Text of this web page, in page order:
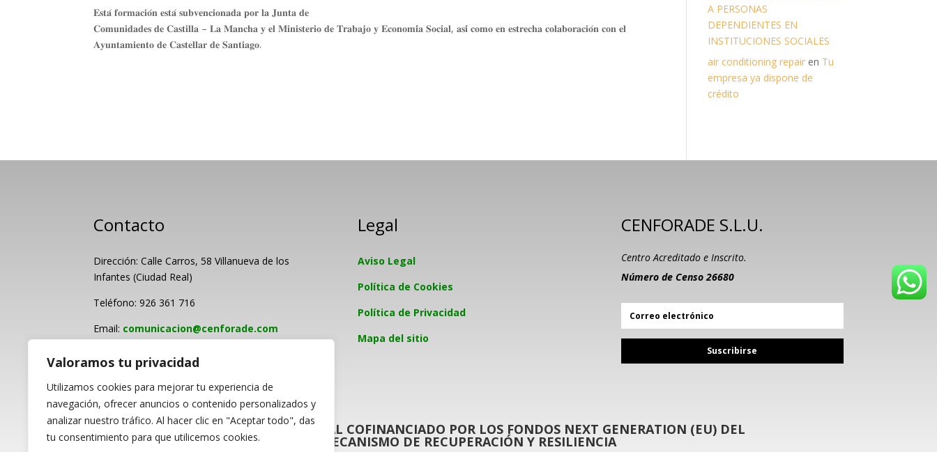
Valoramos tu privacidad
Utilizamos cookies para mejorar tu experiencia de
navegación, ofrecer anuncios o contenido personalizados y
analizar nuestro tráfico. Al hacer clic en "Aceptar todo", das
tu consentimiento para que utilicemos cookies.
𝐄𝐬𝐭𝐚́ 𝐟𝐨𝐫𝐦𝐚𝐜𝐢𝐨́𝐧 𝐞𝐬𝐭𝐚́ 𝐬𝐮𝐛𝐯𝐞𝐧𝐜𝐢𝐨𝐧𝐚𝐝𝐚 𝐩𝐨𝐫 𝐥𝐚 𝐉𝐮𝐧𝐭𝐚 𝐝𝐞
𝐂𝐨𝐦𝐮𝐧𝐢𝐝𝐚𝐝𝐞𝐬 𝐝𝐞 𝐂𝐚𝐬𝐭𝐢𝐥𝐥𝐚 – 𝐋𝐚 𝐌𝐚𝐧𝐜𝐡𝐚 𝐲 𝐞𝐥 𝐌𝐢𝐧𝐢𝐬𝐭𝐞𝐫𝐢𝐨 𝐝𝐞 𝐓𝐫𝐚𝐛𝐚𝐣𝐨 𝐲 𝐄𝐜𝐨𝐧𝐨𝐦𝐢́𝐚 𝐒𝐨𝐜𝐢𝐚𝐥, 𝐚𝐬𝐢́ 𝐜𝐨𝐦𝐨 𝐞𝐧 𝐞𝐬𝐭𝐫𝐞𝐜𝐡𝐚 𝐜𝐨𝐥𝐚𝐛𝐨𝐫𝐚𝐜𝐢𝐨́𝐧 𝐜𝐨𝐧 𝐞𝐥
𝐀𝐲𝐮𝐧𝐭𝐚𝐦𝐢𝐞𝐧𝐭𝐨 𝐝𝐞 𝐂𝐚𝐬𝐭𝐞𝐥𝐥𝐚𝐫 𝐝𝐞 𝐒𝐚𝐧𝐭𝐢𝐚𝐠𝐨.
A PERSONAS
DEPENDIENTES EN
INSTITUCIONES SOCIALES
air conditioning repair en Tu
empresa ya dispone de
crédito
Contacto
Dirección: Calle Carros, 58 Villanueva de los
Infantes (Ciudad Real)
Teléfono: 926 361 716
Email: comunicacion@cenforade.com
Legal
Aviso Legal
Política de Cookies
Política de Privacidad
Mapa del sitio
CENFORADE S.L.U.
Centro Acreditado e Inscrito.
Número de Censo 26680
Suscribirse
PROGRAMA KIT DIGITAL COFINANCIADO POR LOS FONDOS NEXT GENERATION (EU) DEL
MECANISMO DE RECUPERACIÓN Y RESILIENCIA